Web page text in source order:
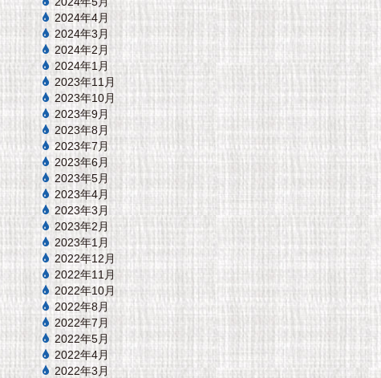
2024年4月
2024年3月
2024年2月
2024年1月
2023年11月
2023年10月
2023年9月
2023年8月
2023年7月
2023年6月
2023年5月
2023年4月
2023年3月
2023年2月
2023年1月
2022年12月
2022年11月
2022年10月
2022年8月
2022年7月
2022年5月
2022年4月
2022年3月